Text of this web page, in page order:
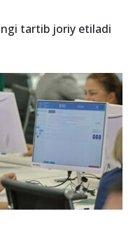
tartib joriy etiladi